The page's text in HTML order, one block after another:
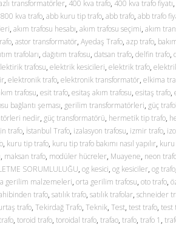
transformatörler, 400 kva trafo, 400 kva trafo fiyatı,
800 kva trafo, abb kuru tip trafo, abb trafo, abb trafo
, akım trafosu hesabı, akım trafosu seçimi, akım
, astor transformatör, Ayedaş Trafo, azp trafo,
trafoları, dağıtım trafosu, datsan trafo, delfin trafo,
trafosu, elektrik kesicileri, elektrik trafo,
, elektronik trafo, elektronik transformatör, elkima
trafosu, esit trafo, esitaş akım trafosu, esitaş trafo,
bağlantı şeması, gerilim transformatörleri, güç
nedir, güç transformatörü, hermetik tip trafo,
trafo, İstanbul Trafo, izalasyon trafosu, izmir trafo,
, kuru tip trafo, kuru tip trafo bakımı nasıl yapılır, kuru
, maksan trafo, modüler hücreler, Muayene, neon
SORUMLULUĞU, og kesici, og kesiciler, og trafo
gerilim malzemeleri, orta gerilim trafosu, oto trafo,
trafo, satılık trafo, satılık trafolar, schneider
trafo, Tekirdağ Trafo, Teknik, Test, test trafo, test
, toroid trafo, toroidal trafo, trafao, trafo, trafo 1 ,